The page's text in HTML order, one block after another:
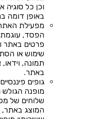
וכן כל
באופן דומה
מפעילת
הפסד, עוגמת
פרטים באתר
שימוש או
תמונה,
באתר.
גופים
מופנה הגולש
שלוחים של
המוצג